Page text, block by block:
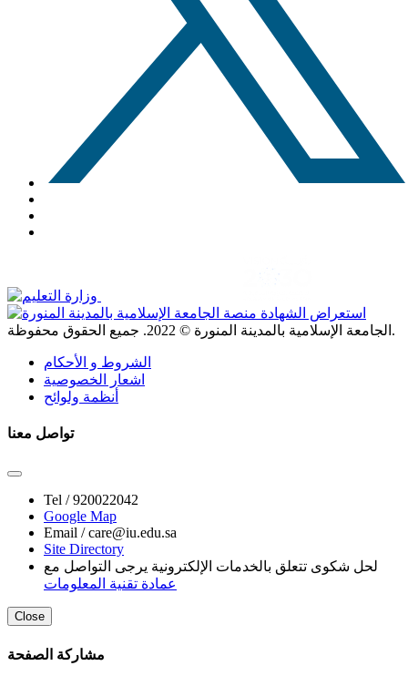
الجامعة الإسلامية بالمدينة المنورة © 2022 . جميع الحقوق محفوظة.
الشروط و الأحكام
اشعار الخصوصية
أنظمة ولوائح
تواصل معنا
Tel /920022042
Google Map
Email /care@iu.edu.sa
Site Directory
لحل شكوى تتعلق بالخدمات الإلكترونية يرجى التواصل مع
عمادة تقنية المعلومات
Close
مشاركة الصفحة